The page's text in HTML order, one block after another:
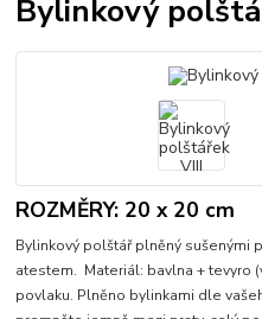
Bylinkový
ROZMĚRY: 20 x 20 cm
Bylinkový polštář plněný sušenými
atestem. Materiál: bavlna + tevyro
povlaku. Plněno bylinkami dle